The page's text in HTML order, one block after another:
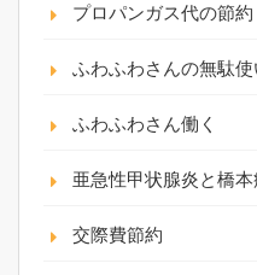
プロパンガス代の節約
ふわふわさんの無駄使
ふわふわさん働く
亜急性甲状腺炎と橋
交際費節約